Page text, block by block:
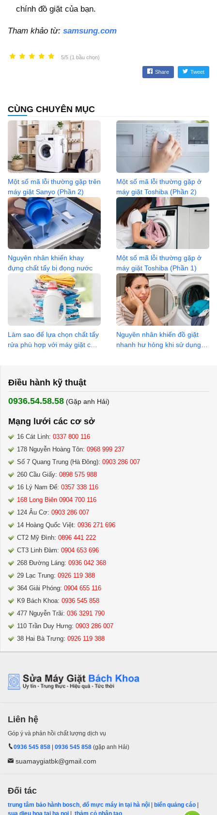
chính đồ giặt của bạn.
Tham khảo từ: samsung.com
5/5 (1 bầu chọn)
Share Tweet
CÙNG CHUYÊN MỤC
Một số mã lỗi thường gặp trên
máy giặt Sanyo (Phần 2)
Một số mã lỗi thường gặp ở
máy giặt Toshiba (Phần 2)
Nguyên nhân khiến khay
đựng chất tẩy bị đọng nước
Một số mã lỗi thường gặp ở
máy giặt Toshiba (Phần 1)
Làm sao để lựa chọn chất tẩy
rửa phù hợp với máy giặt của
Nguyên nhân khiến đồ giặt
nhanh hư hỏng khi sử dụng
Điều hành kỹ thuật
0936.54.58.58 (Gặp anh Hải) ​
Mạng lưới các cơ sở
16 Cát Linh: 0337 800 116
178 Nguyễn Hoàng Tôn: 0968 999 237
Số 7 Quang Trung (Hà Đông): 0903 286 007
260 Cầu Giấy: 0898 575 988
16 Lý Nam Đế: 0357 338 116
168 Long Biên 0904 700 116
124 Âu Cơ: 0903 286 007
14 Hoàng Quốc Việt: 0936 271 696
CT2 Mỹ Đình: 0896 441 222
CT3 Linh Đàm: 0904 653 696
268 Đường Láng: 0936 042 368
29 Lạc Trung: 0926 119 388
364 Giải Phóng: 0904 655 116
K9 Bách Khoa: 0936 545 858
477 Nguyễn Trãi: 036 3291 790
110 Trần Duy Hưng: 0903 286 007
38 Hai Bà Trưng: 0926 119 388
Liên hệ
Góp ý và phản hồi chất lượng dịch vụ
0936 545 858 | 0936 545 858 (gặp anh Hải)
suamaygiatbk@gmail.com
Đối tác
trung tâm bảo hành bosch, đổ mực máy in tại hà nội | biển quảng cáo |
sua dieu hoa tai ha noi | thảm cỏ nhân tạo